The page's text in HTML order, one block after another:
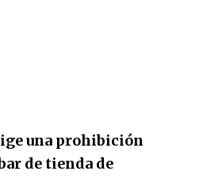
una prohibición
de tienda de